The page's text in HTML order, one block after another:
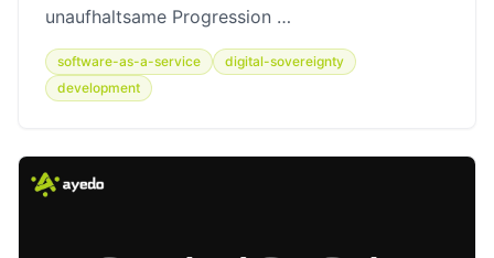
unaufhaltsame Progression …
software-as-a-service
digital-sovereignty
development